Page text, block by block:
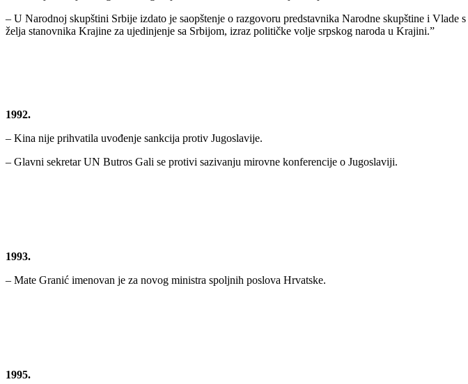
– U Narodnoj skupštini Srbije izdato je saopštenje o razgovoru predstavnika Narodne skupštine i
želja stanovnika Krajine za ujedinjenje sa Srbijom, izraz političke volje srpskog naroda u Krajini.”
1992.
– Kina nije prihvatila uvođenje sankcija protiv Jugoslavije.
– Glavni sekretar UN Butros Gali se protivi sazivanju mirovne konferencije o Jugoslaviji.
1993.
– Mate Granić imenovan je za novog ministra spoljnih poslova Hrvatske.
1995.